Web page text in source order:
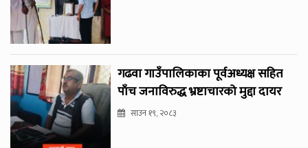
गढवा गाउँपालिकाका पूर्वअध्यक्ष सहित
पाँच जनाविरुद्ध भ्रष्टाचारको मुद्दा दायर
साउन १९, २०८३